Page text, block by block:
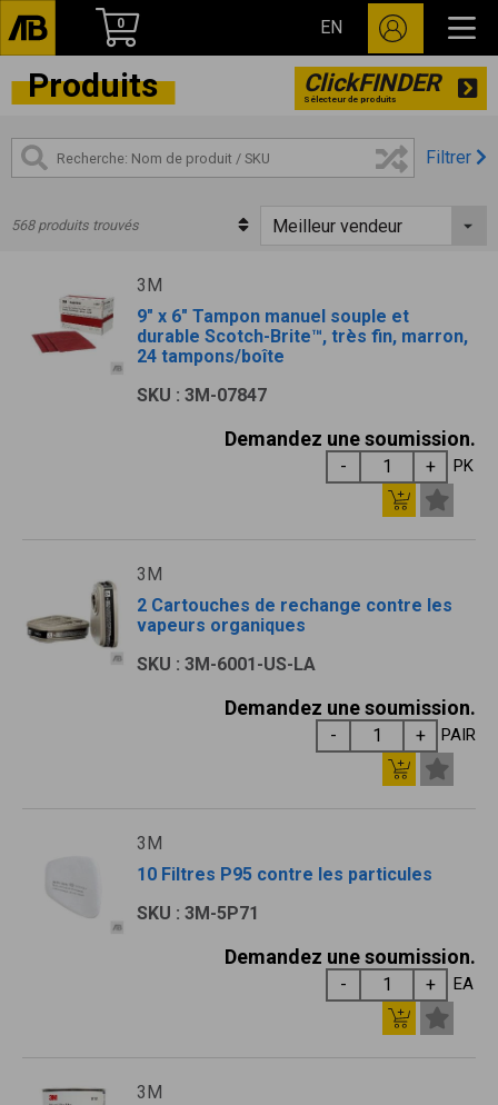
0 EN
Produits ClickFINDER
Sélecteur de produits
Filtrer
568 produits trouvés
3M
9" x 6" Tampon manuel souple et
durable Scotch-Brite™, très fin, marron,
24 tampons/boîte
SKU : 3M-07847
Demandez une soumission.
PK
3M
2 Cartouches de rechange contre les
vapeurs organiques
SKU : 3M-6001-US-LA
Demandez une soumission.
PAIR
3M
10 Filtres P95 contre les particules
SKU : 3M-5P71
Demandez une soumission.
EA
3M